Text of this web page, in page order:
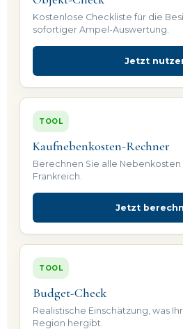
Kostenlose Checkliste für die
sofortiger Ampel-Auswertung.
Jetzt
TOOL
Kaufnebenkosten-Rechner
Berechnen Sie alle Nebenkosten
Frankreich.
Jetzt
TOOL
Budget-Check
Realistische Einschätzung, was
Region hergibt.